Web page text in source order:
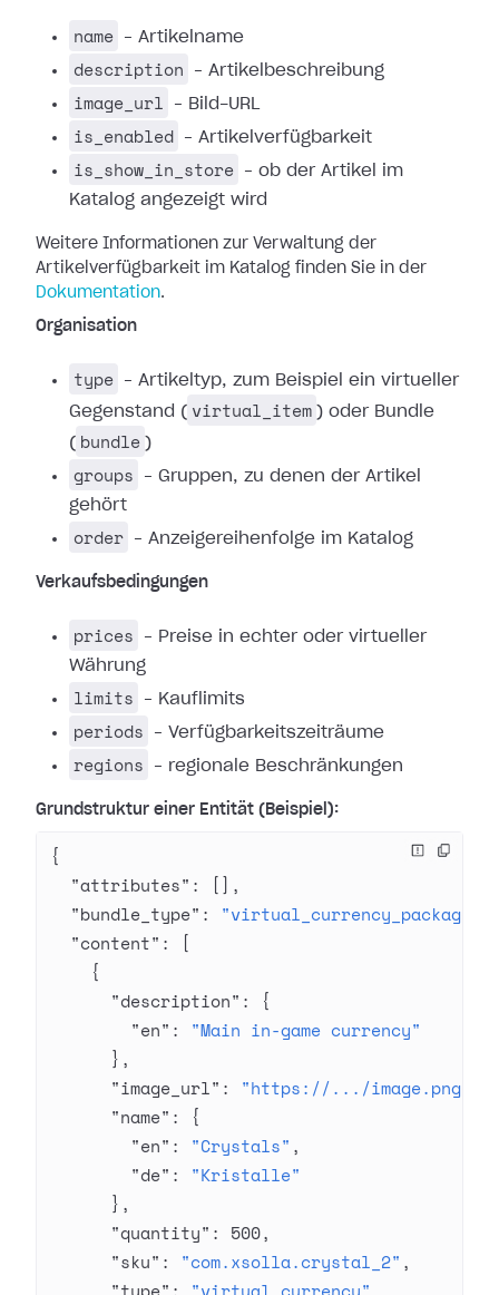
name – Artikelname
description – Artikelbeschreibung
image_url – Bild-URL
is_enabled – Artikelverfügbarkeit
is_show_in_store
– ob der Artikel im
Katalog angezeigt wird
Weitere Informationen zur Verwaltung der
Artikelverfügbarkeit im Katalog finden Sie in der
Dokumentation.
Organisation
type
– Artikeltyp, zum Beispiel ein virtueller
Gegenstand ( virtual_item ) oder Bundle
( bundle )
groups
– Gruppen, zu denen der Artikel
gehört
order – Anzeigereihenfolge im Katalog
Verkaufsbedingungen
prices
– Preise in echter oder virtueller
Währung
limits – Kauflimits
periods – Verfügbarkeitszeiträume
regions – regionale Beschränkungen
Grundstruktur einer Entität (Beispiel):
{
  "attributes"
: [],
  "bundle_type"
: "virtual_currency_package"
  "content"
: [
    {
      "description"
: {
        "en"
: "Main in-game currency"
      },
      "image_url"
: "https://.../image.png"
      "name"
: {
        "en"
: "Crystals" ,
        "de"
: "Kristalle"
      },
      "quantity"
: 500,
      "sku"
: "com.xsolla.crystal_2" ,